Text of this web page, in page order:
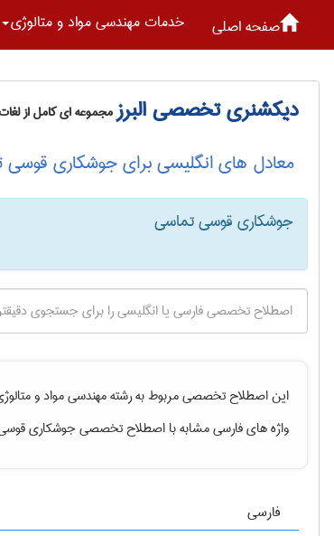
صفحه اصلی خدمات مهندسی مواد و متالوژی
دیکشنری تخصصی البرزمجموعه ای کامل از
معادل های انگلیسی برای جوشکاری
جوشکاری قوسی تماسی
این اصطلاح تخصصی مربوط به رشتهمهندسی مواد و
واژه های فارسی مشابه با اصطلاح تخصصیجوشکاری
فارسی